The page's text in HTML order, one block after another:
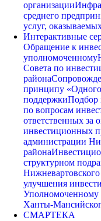
организации
среднего
услуг,
Интерактивные
Обращение к
уполномоченному
Совета по
района
принципу
поддержкиПодбор
по вопросам
ответственных за
инвестиционных
администрации
района
структурном
улучшения
Уполномоченному
Ханты-
СМАРТЕКА